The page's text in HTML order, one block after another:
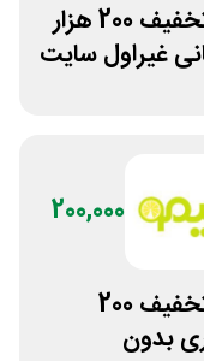
کد تخفیف 200 هزار
غیراول سایت
200,000
کد تخفیف 200
بدون